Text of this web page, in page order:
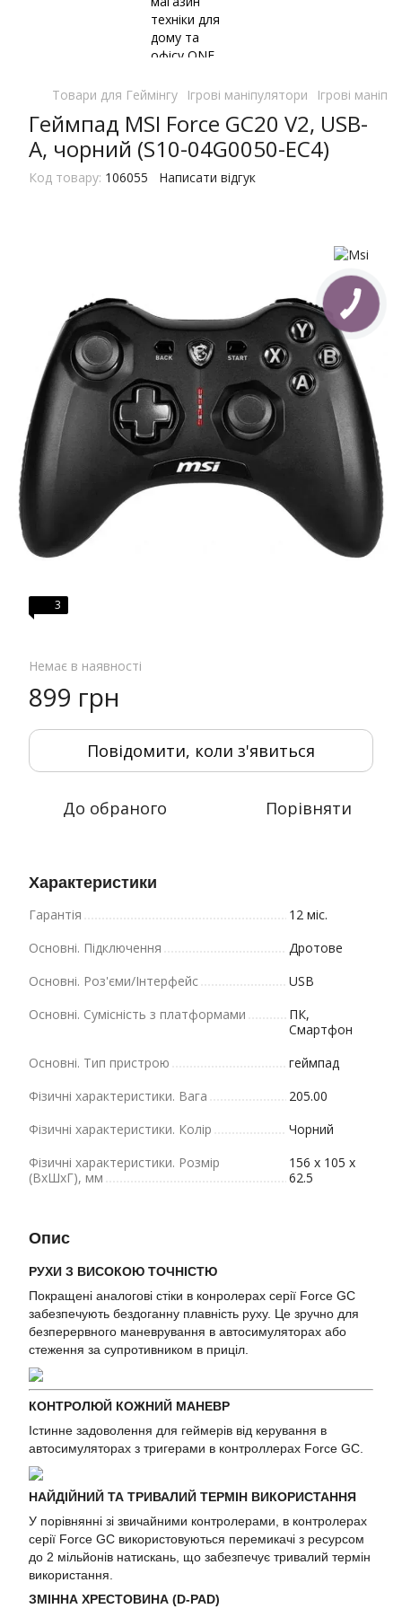
Товари для Геймінгу Ігрові маніпулятори Ігрові
Геймпад MSI Force GC20 V2, USB-
A, чорний (S10-04G0050-EC4)
Код товару: 106055 Написати відгук
3
Немає в наявності
899 грн
Повідомити, коли з'явиться
До обраного Порівняти
Характеристики
Гарантія
12 міс.
Основні. Підключення
Дротове
Основні. Роз'єми/Інтерфейс
USB
Основні. Сумісність з платформами
ПК,
Смартфон
Основні. Тип пристрою
геймпад
Фізичні характеристики. Вага
205.00
Фізичні характеристики. Колір
Чорний
Фізичні характеристики. Розмір
(ВхШхГ), мм
156 x 105 x
62.5
Опис
РУХИ З ВИСОКОЮ ТОЧНІСТЮ
Покращені аналогові стіки в конролерах серії Force GC
забезпечують бездоганну плавність руху. Це зручно для
безперервного маневрування в автосимуляторах або
стеження за супротивником в приціл.
КОНТРОЛЮЙ КОЖНИЙ МАНЕВР
Істинне задоволення для геймерів від керування в
автосимуляторах з тригерами в контроллерах Force GC.
НАЙДІЙНИЙ ТА ТРИВАЛИЙ ТЕРМІН ВИКОРИСТАННЯ
У порівнянні зі звичайними контролерами, в контролерах
серії Force GC використовуються перемикачі з ресурсом
до 2 мільйонів натискань, що забезпечує тривалий термін
використання.
ЗМІННА ХРЕСТОВИНА (D-PAD)